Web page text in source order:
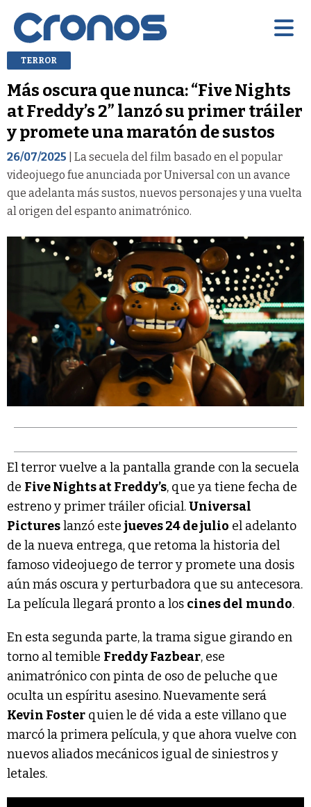
TERROR
Más oscura que nunca: “Five Nights
at Freddy’s 2” lanzó su primer tráiler
y promete una maratón de sustos
26/07/2025 | La secuela del film basado en el popular
videojuego fue anunciada por Universal con un avance
que adelanta más sustos, nuevos personajes y una vuelta
al origen del espanto animatrónico.
El terror vuelve a la pantalla grande con la secuela
de Five Nights at Freddy’s, que ya tiene fecha de
estreno y primer tráiler oficial.Universal
Pictureslanzó este jueves 24 de julio el adelanto
de la nueva entrega, que retoma la historia del
famoso videojuego de terror y promete una dosis
aún más oscura y perturbadora que su antecesora.
La película llegará pronto a los cines del mundo.
En esta segunda parte, la trama sigue girando en
torno al temible Freddy Fazbear, ese
animatrónico con pinta de oso de peluche que
oculta un espíritu asesino. Nuevamente será
Kevin Foster quien le dé vida a este villano que
marcó la primera película, y que ahora vuelve con
nuevos aliados mecánicos igual de siniestros y
letales.